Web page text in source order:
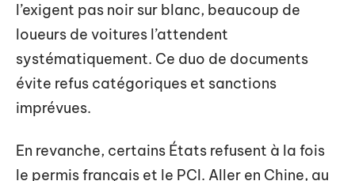
l’exigent pas noir sur blanc, beaucoup de
loueurs de voitures l’attendent
systématiquement. Ce duo de documents
évite refus catégoriques et sanctions
imprévues.
En revanche, certains États refusent à la fois
le permis français et le PCI. Aller en Chine, au